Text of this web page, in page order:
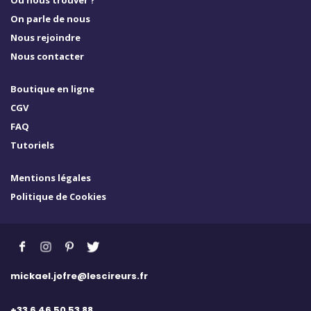
On parle de nous
Nous rejoindre
Nous contacter
Boutique en ligne
CGV
FAQ
Tutoriels
Mentions légales
Politique de Cookies
mickael.jofre@lescireurs.fr